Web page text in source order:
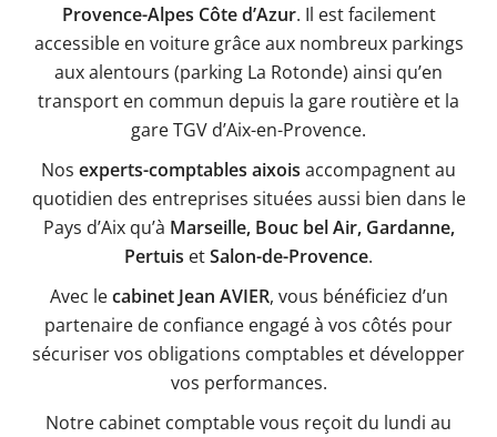
Provence-Alpes Côte d’Azur. Il est facilement
accessible en voiture grâce aux nombreux parkings
aux alentours (parking La Rotonde) ainsi qu’en
transport en commun depuis la gare routière et la
gare TGV d’Aix-en-Provence.
Nos experts-comptables aixois accompagnent au
quotidien des entreprises situées aussi bien dans le
Pays d’Aix qu’à Marseille, Bouc bel Air, Gardanne,
Pertuis etSalon-de-Provence.
Avec lecabinet Jean AVIER, vous bénéficiez d’un
partenaire de confiance engagé à vos côtés pour
sécuriser vos obligations comptables et développer
vos performances.
Notre cabinet comptable vous reçoit du lundi au